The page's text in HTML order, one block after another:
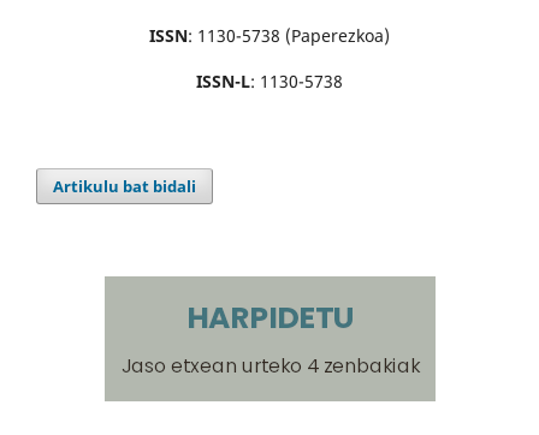
ISSN: 1130-5738 (Paperezkoa)
ISSN-L: 1130-5738
Artikulu bat bidali